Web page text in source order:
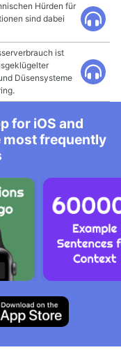
Hürden für
sind dabei
ist
Düsensysteme
for iOS and
most frequently